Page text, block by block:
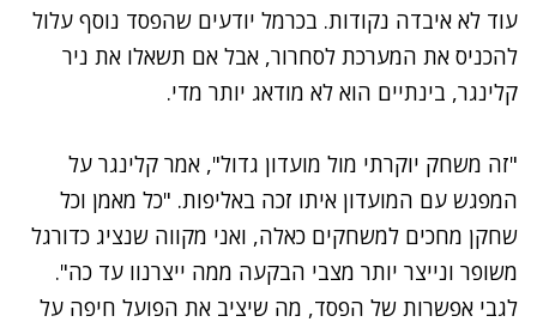
עוד לא איבדה נקודות. בכרמל יודעים שהפסד נוסף עלול
להכניס את המערכת לסחרור, אבל אם תשאלו את ניר
קלינגר, בינתיים הוא לא מודאג יותר מדי.
"זה משחק יוקרתי מול מועדון גדול", אמר קלינגר על
המפגש עם המועדון איתו זכה באליפות. "כל מאמן וכל
שחקן מחכים למשחקים כאלה, ואני מקווה שנציג כדורגל
משופר ונייצר יותר מצבי הבקעה ממה ייצרנוו עד כה".
לגבי אפשרות של הפסד, מה שיציב את הפועל חיפה על